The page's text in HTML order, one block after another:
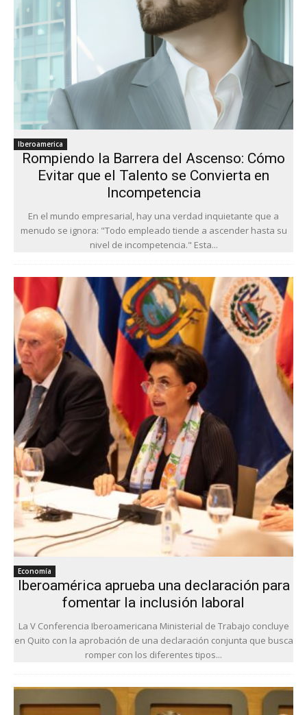
Iberoamerica
Rompiendo la Barrera del Ascenso: Cómo
Evitar que el Talento se Convierta en
Incompetencia
En el mundo empresarial, hay una verdad inquietante que a
menudo se ignora: "Todo empleado tiende a ascender hasta su
nivel de incompetencia." Esta...
Economía
Iberoamérica aprueba una declaración para
fomentar la inclusión laboral
La V Conferencia Iberoamericana Ministerial de Trabajo concluye
en Quito con la aprobación de una declaración conjunta que busca
romper con los diferentes tipos...